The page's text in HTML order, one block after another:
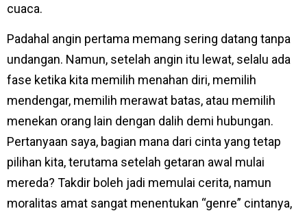
cuaca.
Padahal angin pertama memang sering datang tanpa
undangan. Namun, setelah angin itu lewat, selalu ada
fase ketika kita memilih menahan diri, memilih
mendengar, memilih merawat batas, atau memilih
menekan orang lain dengan dalih demi hubungan.
Pertanyaan saya, bagian mana dari cinta yang tetap
pilihan kita, terutama setelah getaran awal mulai
mereda? Takdir boleh jadi memulai cerita, namun
moralitas amat sangat menentukan “genre” cintanya,